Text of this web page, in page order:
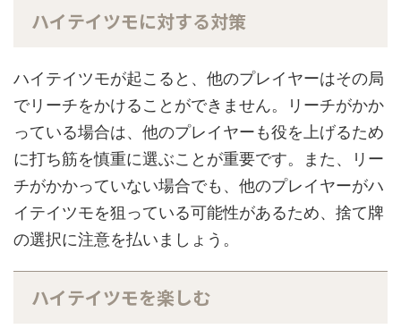
ハイテイツモに対する対策
ハイテイツモが起こると、他のプレイヤーはその局
でリーチをかけることができません。リーチがかか
っている場合は、他のプレイヤーも役を上げるため
に打ち筋を慎重に選ぶことが重要です。また、リー
チがかかっていない場合でも、他のプレイヤーがハ
イテイツモを狙っている可能性があるため、捨て牌
の選択に注意を払いましょう。
ハイテイツモを楽しむ